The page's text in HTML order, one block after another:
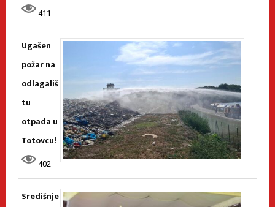
411
Ugašen
požar na
odlagališ
tu
otpada u
Totovcu!
402
Središnje